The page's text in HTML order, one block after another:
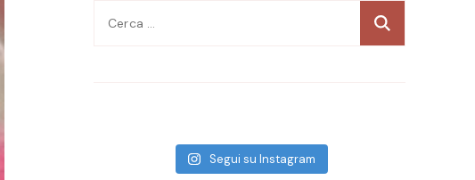
Ricerca
Segui su Instagram